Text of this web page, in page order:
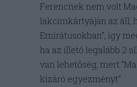
Ferencnek nem volt
lakcímkártyáján az áll,
Emirátusokban”, így
ha az illető legalább 2
van lehetőség, mert
kizáró egyezményt”.